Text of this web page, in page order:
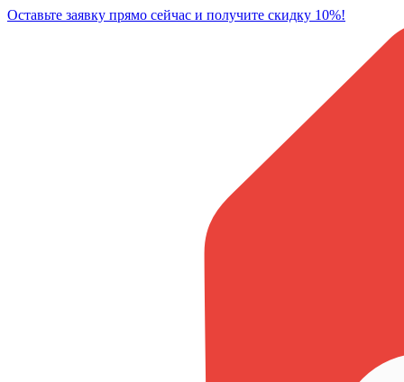
Оставьте заявку прямо сейчас и получите скидку 10%!